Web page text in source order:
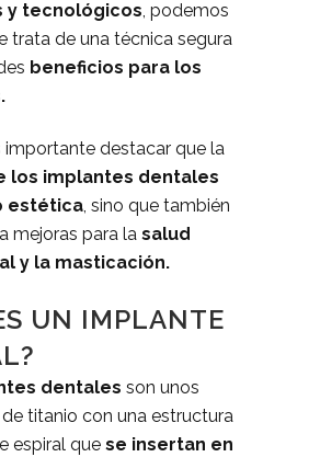
y tecnológicos, podemos
trata de una técnica segura
beneficios para los
importante destacar que la
los implantes dentales
estética, sino que también
mejoras para la salud
y la masticación.
UN IMPLANTE
dentales son unos
titanio con una estructura
espiral que se insertan en